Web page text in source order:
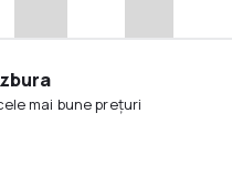
mai bune prețuri